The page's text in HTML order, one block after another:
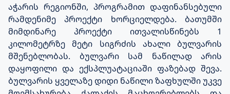
აჭარის რეგიონში, პროგრამით დაფინანსებული
რამდენიმე პროექტი ხორციელდება. ბათუმში
მიმდინარე პროექტი ითვალისწინებს 1
კილომეტრზე მეტი სიგრძის ახალი ბულვარის
მშენებლობას. ბულვარი სამ ნაწილად არის
დაყოფილი და ექსპლუატაციაში ფაზებად შევა.
ბულვარის ყველაზე დიდი ნაწილი ზაფხულში უკვე